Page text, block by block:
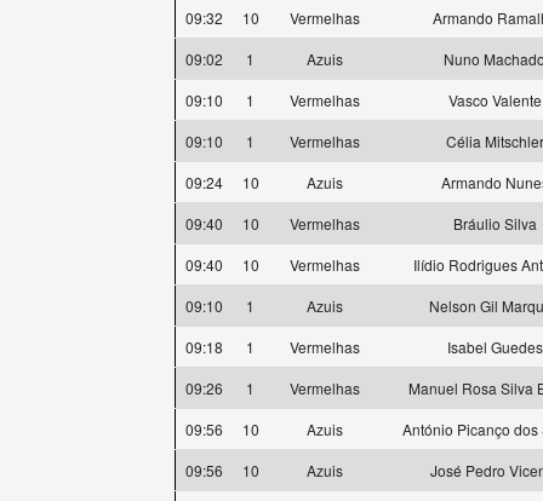
09:32
10 Vermelhas
Armando
09:02
1 Azuis
Nuno
09:10
1 Vermelhas
Vasco Valente
09:10
1 Vermelhas
Célia Mitschler
09:24
10 Azuis
Armando
09:40
10 Vermelhas
Bráulio Silva
09:40
10 Vermelhas
Ilídio Rodrigues
09:10
1 Azuis
Nelson Gil
09:18
1 Vermelhas
Isabel Guedes
09:26
1 Vermelhas
Manuel Rosa Silva
09:56
10 Azuis
António Picanço dos
09:56
10 Azuis
José Pedro